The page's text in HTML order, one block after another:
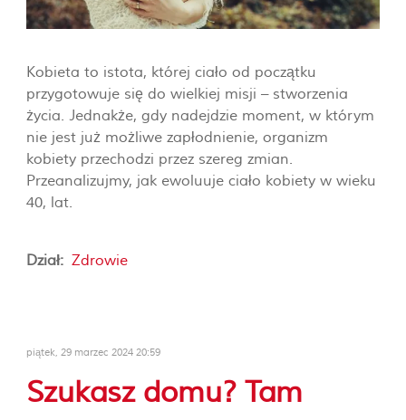
Kobieta to istota, której ciało od początku
przygotowuje się do wielkiej misji – stworzenia
życia. Jednakże, gdy nadejdzie moment, w którym
nie jest już możliwe zapłodnienie, organizm
kobiety przechodzi przez szereg zmian.
Przeanalizujmy, jak ewoluuje ciało kobiety w wieku
40, lat.
Dział: Zdrowie
piątek, 29 marzec 2024 20:59
Szukasz domu? Tam